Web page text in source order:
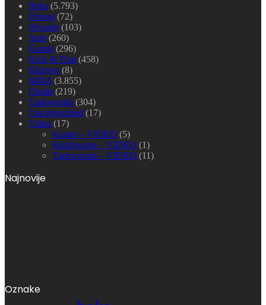
Boks (5.793)
Fitness (72)
Hrvanje (103)
Judo (260)
Karate (296)
Kick & Thai (458)
Klubovi (8)
MMA (3.855)
Ostalo (219)
Taekwondo (304)
Uncategorized (17)
Video (17)
Karate – VIDEO (5)
Kickboxing – VIDEO (1)
Taekwondo – VIDEO (11)
Najnovije
Oznake